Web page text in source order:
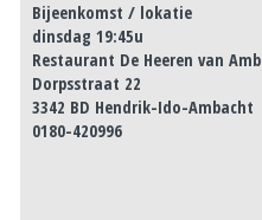
Bijeenkomst / lokatie
dinsdag 19:45u
Restaurant De Heeren van
Dorpsstraat 22
3342 BD Hendrik-Ido-Ambacht
0180-420996